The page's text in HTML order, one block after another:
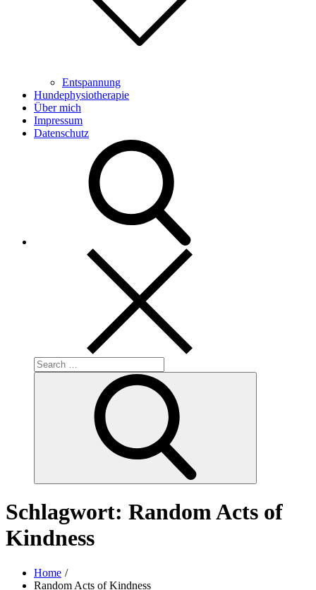
Entspannung
Hundephysiotherapie
Über mich
Impressum
Datenschutz
Search
for:
Schlagwort: Random Acts of
Kindness
Home
Random Acts of Kindness